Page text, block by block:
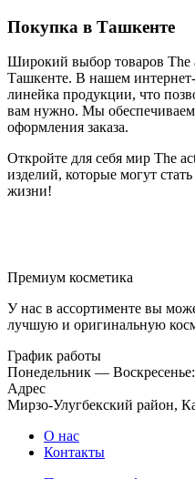
Покупка в Ташкенте
Широкий выбор товаров The
Ташкенте. В нашем интернет-
линейка продукции, что
вам нужно. Мы
оформления заказа.
Откройте для себя мир The
изделий, которые могут
жизни!
Премиум косметика
У нас в ассортименте вы
лучшую и оригинальную
График работы
Понедельник —
Адрес
Мирзо-Улугбекский район,
О нас
Контакты